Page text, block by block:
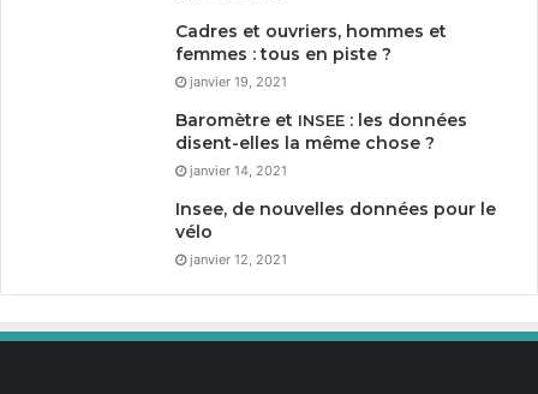
Cadres et ouvriers, hommes et
femmes : tous en piste ?
janvier 19, 2021
Baromètre et INSEE : les données
disent-elles la même chose ?
janvier 14, 2021
Insee, de nouvelles données pour le
vélo
janvier 12, 2021